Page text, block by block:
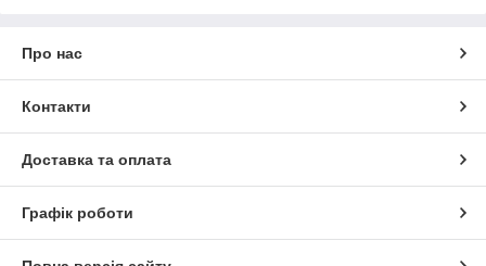
Про нас
Контакти
Доставка та оплата
Графік роботи